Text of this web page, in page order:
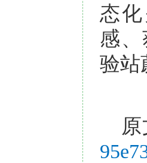
态
感
验站